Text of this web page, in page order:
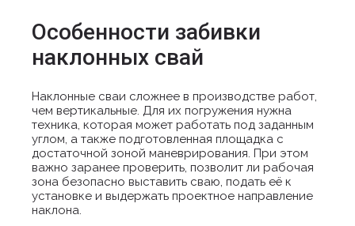
Особенности забивки
наклонных свай
Наклонные сваи сложнее в производстве работ,
чем вертикальные. Для их погружения нужна
техника, которая может работать под заданным
углом, а также подготовленная площадка с
достаточной зоной маневрирования. При этом
важно заранее проверить, позволит ли рабочая
зона безопасно выставить сваю, подать её к
установке и выдержать проектное направление
наклона.